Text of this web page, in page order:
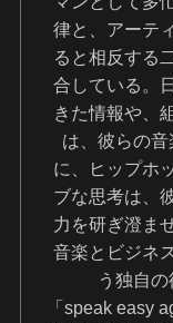
律と、アーテ
ると相反する
合している。
きた情報や、
は、彼らの
に、ヒップホ
ブな思考は、
力を研ぎ澄ま
音楽とビジネ
う独自
「speak easy